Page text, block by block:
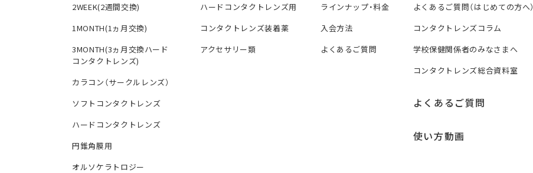
2WEEK(2週間交換)
1MONTH(1ヵ月交換)
3MONTH(3ヵ月交換ハード
コンタクトレンズ)
カラコン（サークルレンズ）
ソフトコンタクトレンズ
ハードコンタクトレンズ
円錐角膜用
オルソケラトロジー
ハードコンタクトレンズ用
コンタクトレンズ装着薬
アクセサリー類
ラインナップ・料金
入会方法
よくあるご質問
よくあるご質問（はじめての方へ）
コンタクトレンズコラム
学校保健関係者のみなさまへ
コンタクトレンズ総合資料室
よくあるご質問
使い方動画